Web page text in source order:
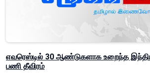
எவரெஸ்டில் 30 ஆண்டுகளாக உறைந்த இந்திய
பணி தீவிரம்